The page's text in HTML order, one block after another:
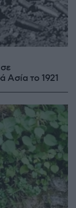
Ασία το 1921